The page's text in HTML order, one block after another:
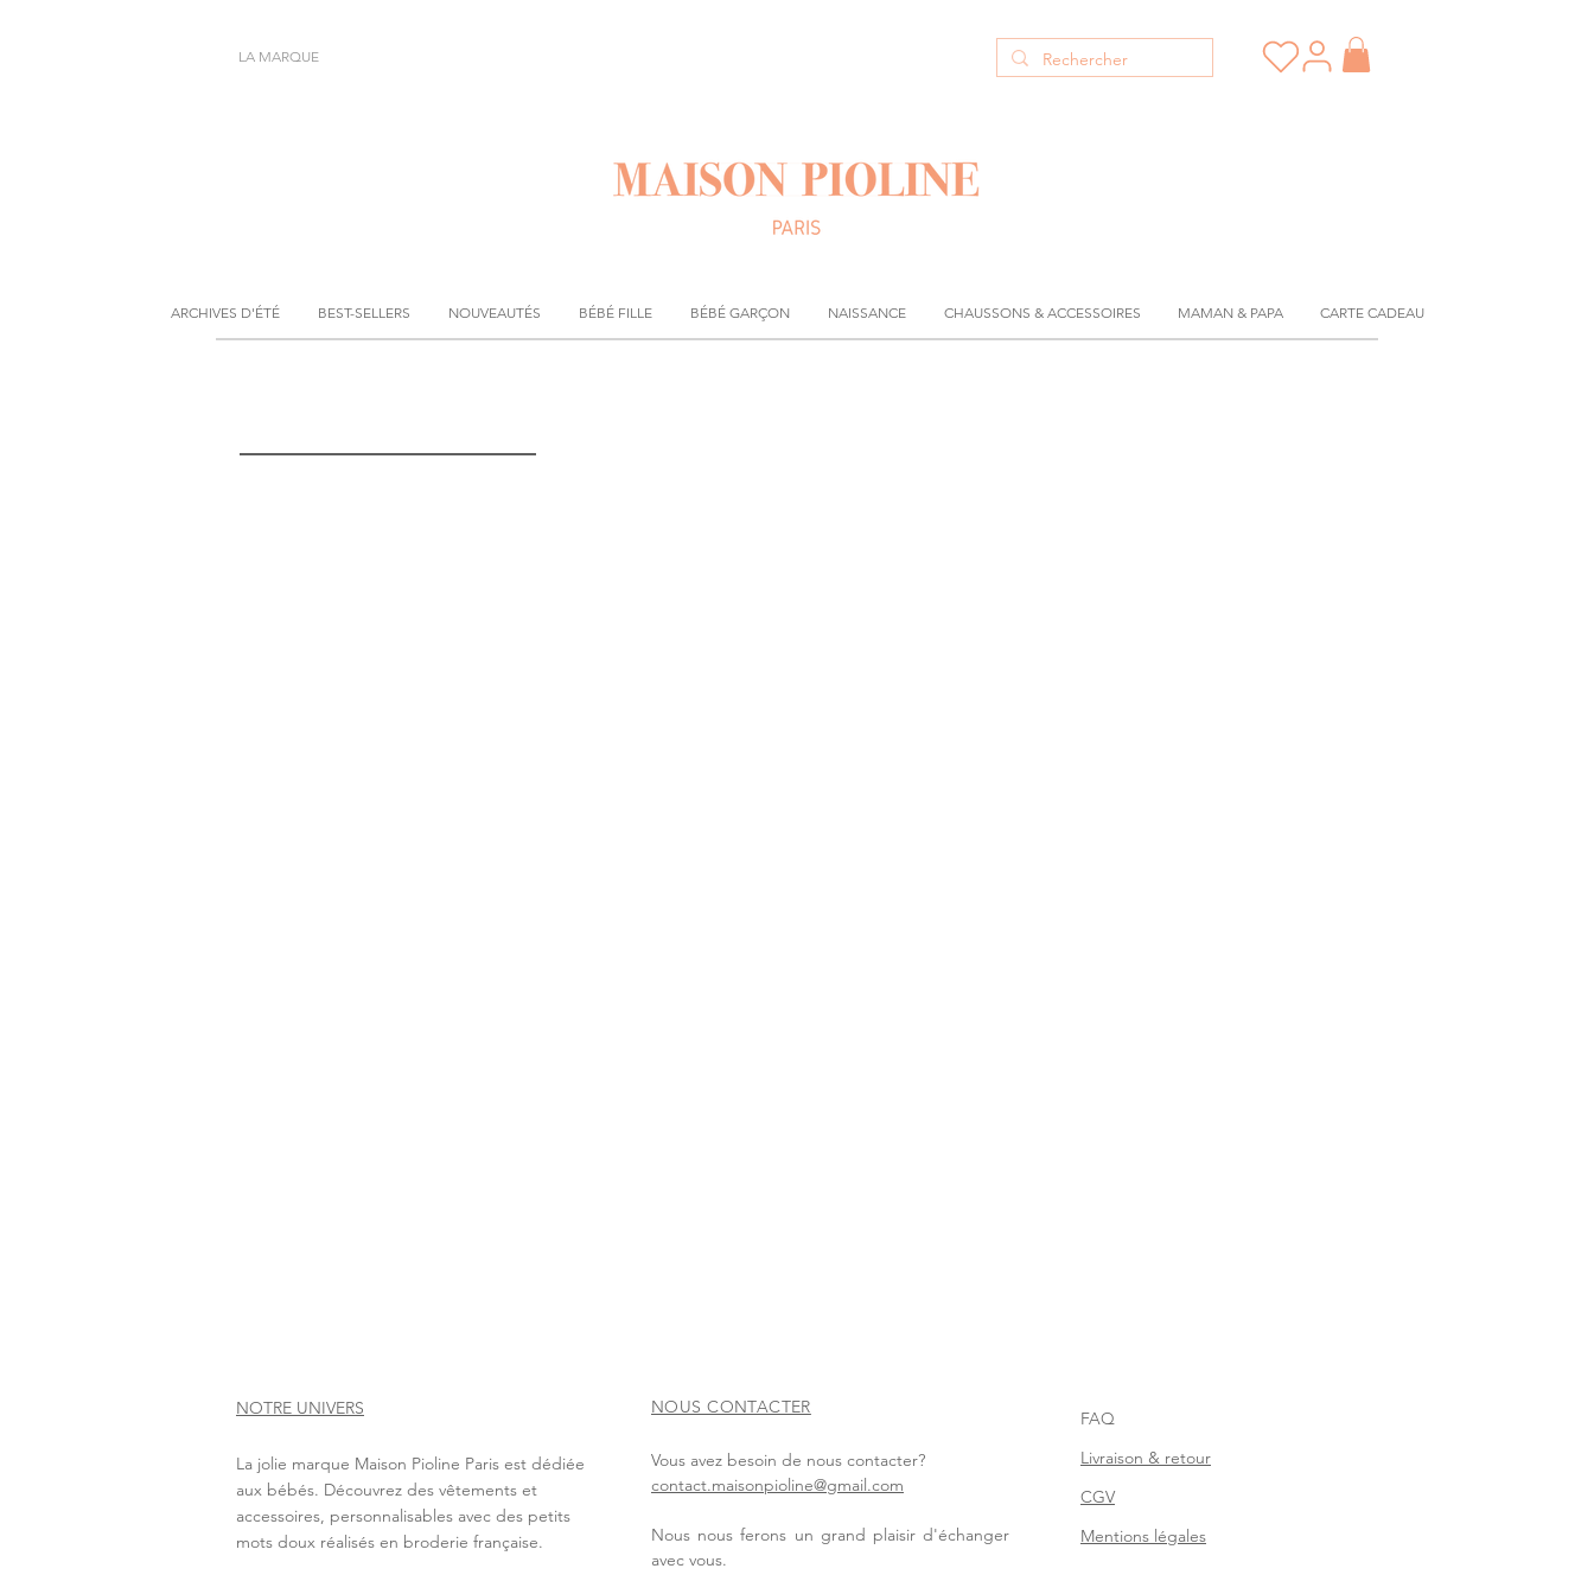
LA MARQUE
ARCHIVES D'ÉTÉ BEST-SELLERS NOUVEAUTÉS BÉBÉ FILLE BÉBÉ GARÇON NAISSANCE CHAUSSONS & ACCESSOIRES MAMAN & PAPA CARTE CADEAU
NOTRE UNIVERS
La jolie marque Maison Pioline Paris est dédiée
aux bébés. Découvrez des vêtements et
accessoires, personnalisables avec des petits
mots doux réalisés en broderie française.
NOUS CONTACTER
Vous avez besoin de nous contacter?
contact.maisonpioline@gmail.com
Nous nous ferons un grand plaisir d'échanger
avec vous.
FAQ
Livraison & retour
CGV
Mentions légales